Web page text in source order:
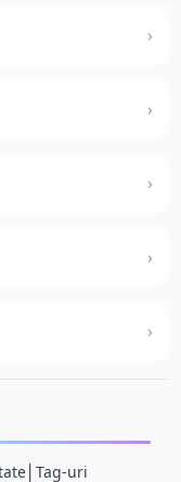
│ Tag-uri